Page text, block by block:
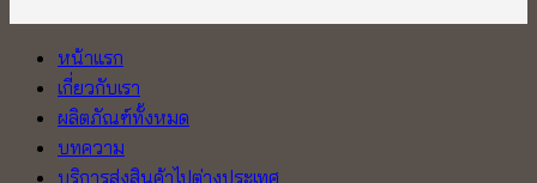
หน้าแรก
เกี่ยวกับเรา
ผลิตภัณฑ์ทั้งหมด
บทความ
บริการส่งสินค้าไปต่างประเทศ